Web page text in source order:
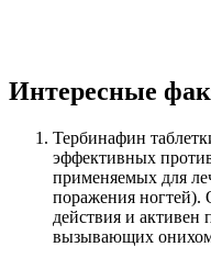
Интересные
Тербинафин
эффективных
применяемых для
поражения ногтей).
действия и активен
вызывающих